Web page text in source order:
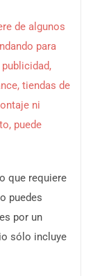
de algunos
para
tiendas de
ni
puede
que requiere
puedes
por un
sólo incluye